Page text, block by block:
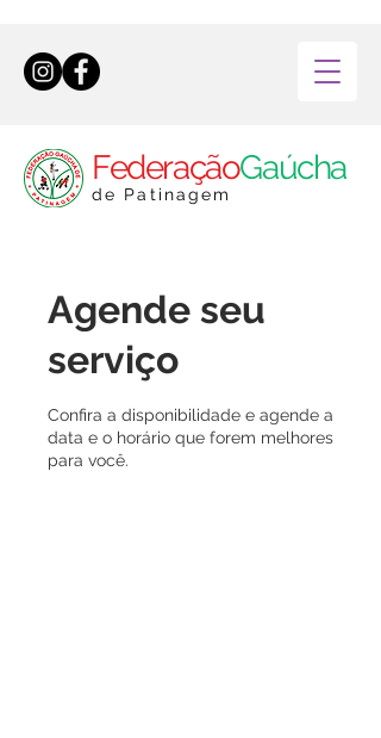
FederaçãoGaúcha
de Patinagem
Agende seu
serviço
Confira a disponibilidade e agende a
data e o horário que forem melhores
para você.